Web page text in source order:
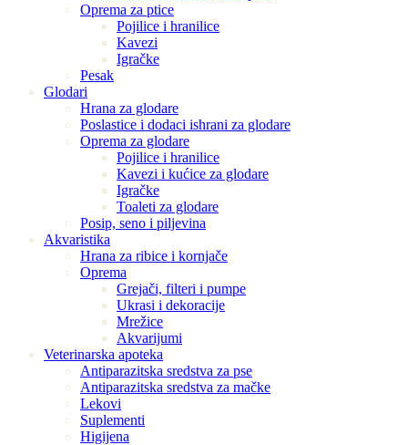
Oprema za ptice
Pojilice i hranilice
Kavezi
Igračke
Pesak
Glodari
Hrana za glodare
Poslastice i dodaci ishrani za glodare
Oprema za glodare
Pojilice i hranilice
Kavezi i kućice za glodare
Igračke
Toaleti za glodare
Posip, seno i piljevina
Akvaristika
Hrana za ribice i kornjače
Oprema
Grejači, filteri i pumpe
Ukrasi i dekoracije
Mrežice
Akvarijumi
Veterinarska apoteka
Antiparazitska sredstva za pse
Antiparazitska sredstva za mačke
Lekovi
Suplementi
Higijena